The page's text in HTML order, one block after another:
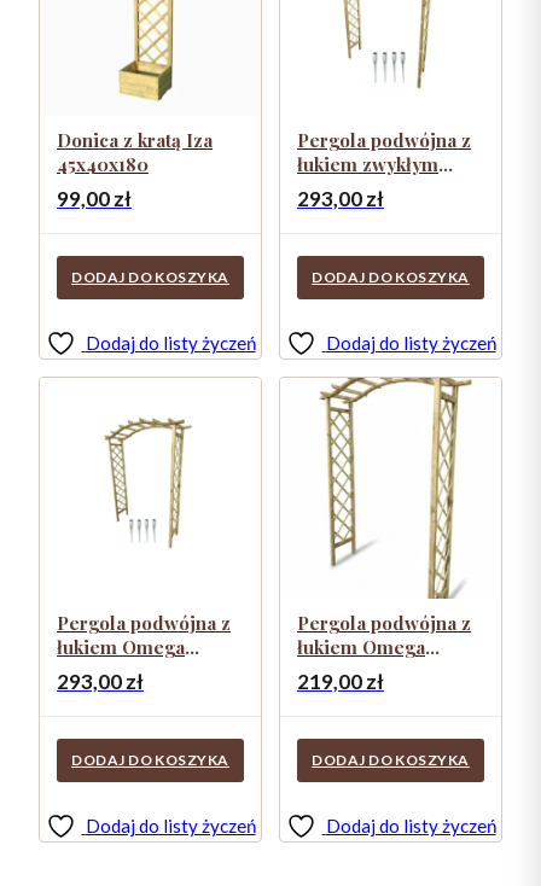
Donica z kratą Iza
45x40x180
99,00zł
DODAJ DO KOSZYKA
Dodaj do listy życzeń
Pergola podwójna z
łukiem zwykłym
Frezja + szpice
293,00zł
DODAJ DO KOSZYKA
Dodaj do listy życzeń
Pergola podwójna z
łukiem Omega
Frezja + szpice
293,00zł
DODAJ DO KOSZYKA
Dodaj do listy życzeń
Pergola podwójna z
łukiem Omega
Frezja
219,00zł
DODAJ DO KOSZYKA
Dodaj do listy życzeń